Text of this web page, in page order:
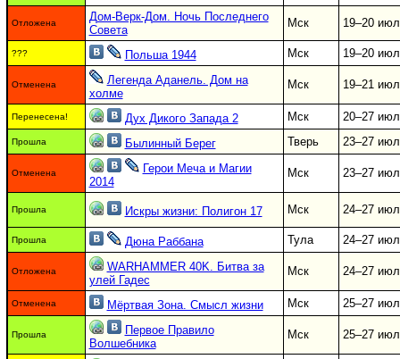
Отложена
Дом-Верк-Дом. Ночь Последнего
Совета
Мск 19–20
??? Польша 1944 Мск 19–20
Отменена
Легенда Аданель. Дом на
холме
Мск 19–21
Перенесена! Дух Дикого Запада 2 Мск 20–27
Прошла Былинный Берег Тверь 23–27
Отменена
Герои Меча и Магии
2014
Мск 23–27
Прошла Искры жизни: Полигон 17 Мск 24–27
Прошла Дюна Раббана Тула 24–27
Отложена
WARHAMMER 40K. Битва за
улей Гадес
Мск 24–27
Отменена Мёртвая Зона. Смысл жизни Мск 25–27
Прошла
Первое Правило
Волшебника
Мск 25–27